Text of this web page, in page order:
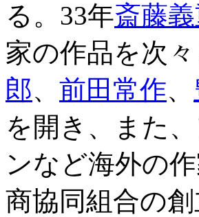
る。33年斎藤
家の作品を次々
郎、 前田常作、
を開き、また
ンなど海外の
商協同組合の